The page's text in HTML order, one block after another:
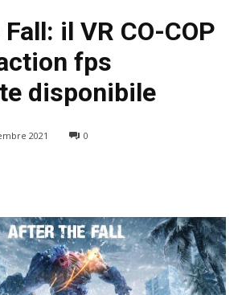
il VR CO-COP
fps
disponibile
2021 0